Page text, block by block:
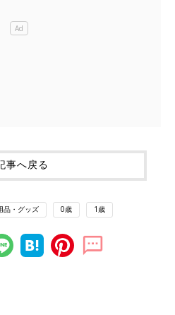
事へ戻る
品・グッズ 0歳 1歳